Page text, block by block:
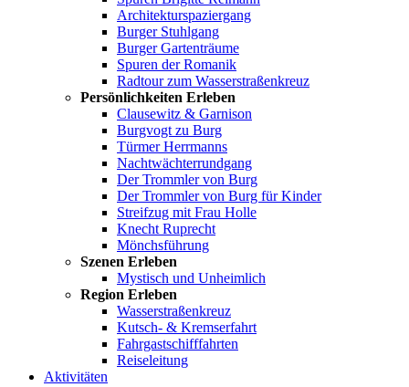
Architekturspaziergang
Burger Stuhlgang
Burger Gartenträume
Spuren der Romanik
Radtour zum Wasserstraßenkreuz
Persönlichkeiten Erleben
Clausewitz & Garnison
Burgvogt zu Burg
Türmer Herrmanns
Nachtwächterrundgang
Der Trommler von Burg
Der Trommler von Burg für Kinder
Streifzug mit Frau Holle
Knecht Ruprecht
Mönchsführung
Szenen Erleben
Mystisch und Unheimlich
Region Erleben
Wasserstraßenkreuz
Kutsch- & Kremserfahrt
Fahrgastschifffahrten
Reiseleitung
Aktivitäten